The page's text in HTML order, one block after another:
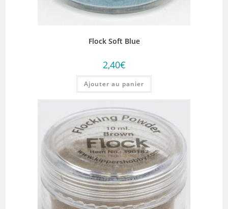
Flock Soft Blue
2,40€
Ajouter au panier